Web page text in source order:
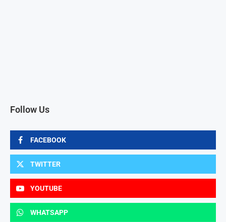
Follow Us
FACEBOOK
TWITTER
YOUTUBE
WHATSAPP